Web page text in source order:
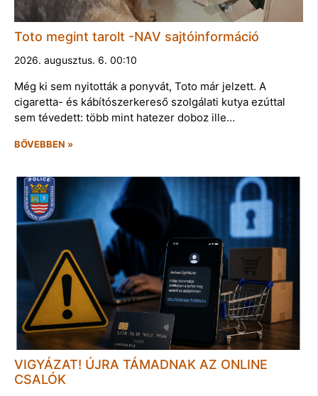
Toto megint tarolt -NAV sajtóinformáció
2026. augusztus. 6. 00:10
Még ki sem nyitották a ponyvát, Toto már jelzett. A
cigaretta- és kábítószerkereső szolgálati kutya ezúttal
sem tévedett: több mint hatezer doboz ille…
BŐVEBBEN »
VIGYÁZAT! ÚJRA TÁMADNAK AZ ONLINE
CSALÓK